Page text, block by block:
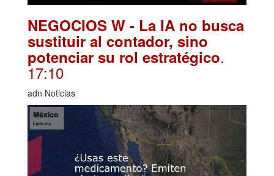
NEGOCIOS W - La IA no busca
sustituir al contador, sino
potenciar su rol estratégico.
17:10
adn Noticias